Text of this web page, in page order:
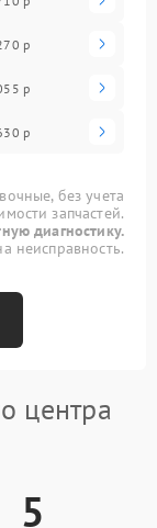
р
р
р
без учета
запчастей.
диагностику.
неисправность.
центра
5